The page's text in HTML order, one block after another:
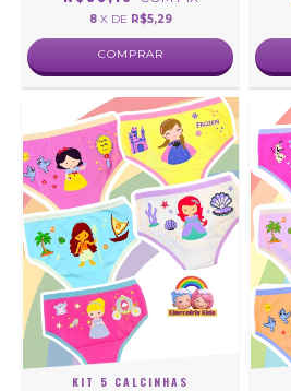
8 X DE R$5,29
COMPRAR
KIT 5 CALCINHAS